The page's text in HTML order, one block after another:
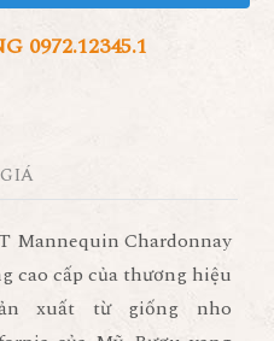
0972.12345.1
Mannequin Chardonnay
cao cấp của thương hiệu
xuất từ giống nho